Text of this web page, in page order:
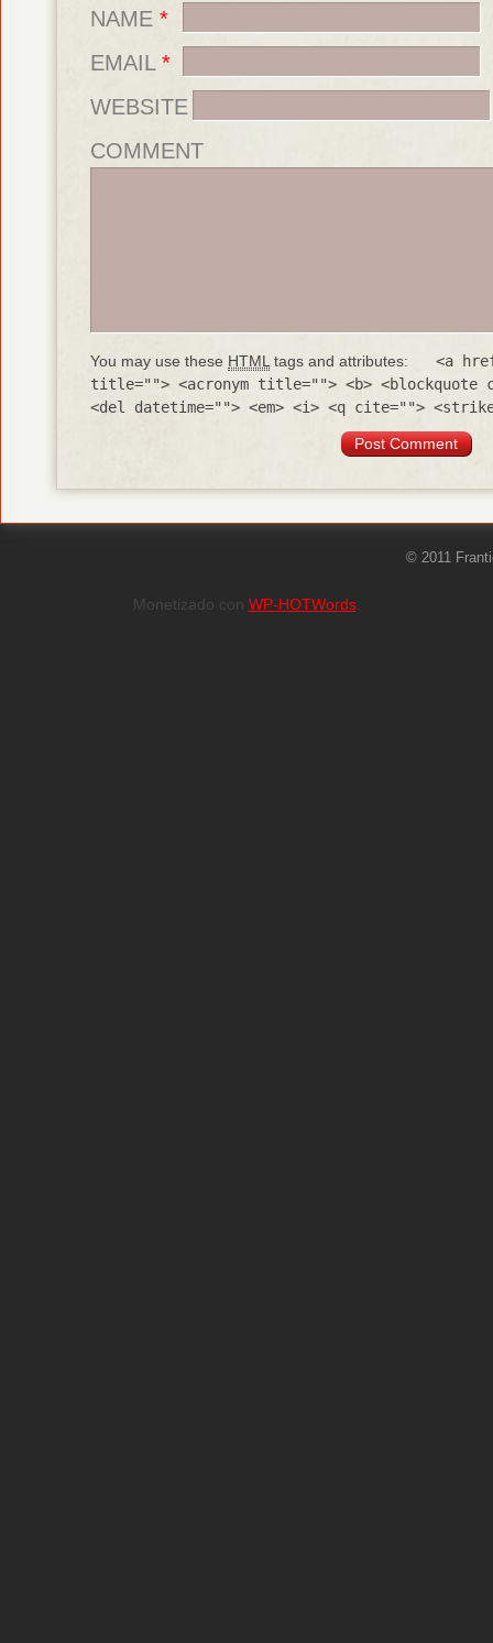
NAME *
EMAIL *
WEBSITE
COMMENT
You may use these HTMLtags and attributes:
<a
title=""> <acronym title=""> <b> <blockquote
<del datetime=""> <em> <i> <q cite="">
© 2011
Monetizado con WP-HOTWords.